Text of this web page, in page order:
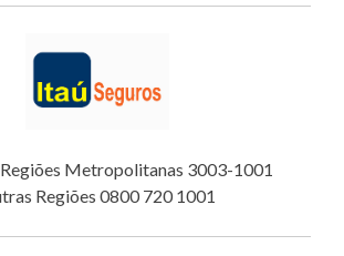
Metropolitanas 3003-1001
Regiões 0800 720 1001